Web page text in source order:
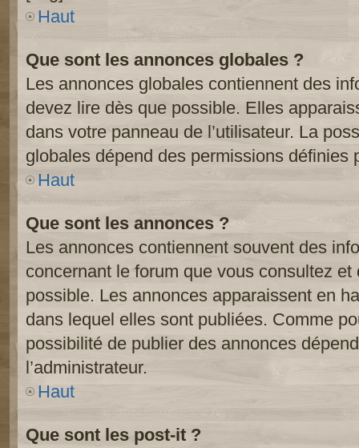
Haut
Que sont les annonces globales ?
Les annonces globales contiennent des
devez lire dès que possible. Elles
dans votre panneau de l’utilisateur. La
globales dépend des permissions définies
Haut
Que sont les annonces ?
Les annonces contiennent souvent des
concernant le forum que vous consultez
possible. Les annonces apparaissent en
dans lequel elles sont publiées. Comme
possibilité de publier des annonces
l’administrateur.
Haut
Que sont les post-it ?